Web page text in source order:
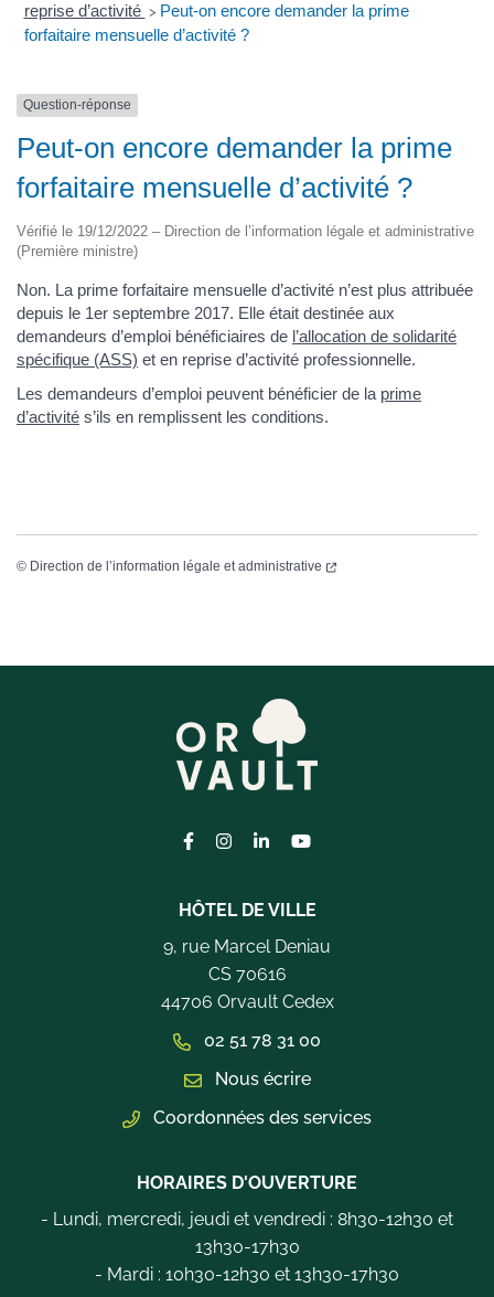
reprise d’activité > Peut-on encore demander la prime
forfaitaire mensuelle d’activité ?
Question-réponse
Peut-on encore demander la prime
forfaitaire mensuelle d’activité ?
Vérifié le 19/12/2022 – Direction de l’information légale et administrative
(Première ministre)
Non. La prime forfaitaire mensuelle d’activité n’est plus attribuée
depuis le 1er septembre 2017. Elle était destinée aux
demandeurs d’emploi bénéficiaires de l’allocation de solidarité
spécifique (ASS) et en reprise d’activité professionnelle.
Les demandeurs d’emploi peuvent bénéficier de la prime
d’activité s’ils en remplissent les conditions.
© Direction de l’information légale et administrative
Lien vers le compte Facebook
Lien vers le compte Instagram
Lien vers le compte Linkedin
Lien vers la chaîne
HÔTEL DE VILLE
9, rue Marcel Deniau
CS 70616
44706 Orvault Cedex
02 51 78 31 00
Nous écrire
Coordonnées des services
HORAIRES D'OUVERTURE
- Lundi, mercredi, jeudi et vendredi : 8h30-12h30 et
13h30-17h30
- Mardi : 10h30-12h30 et 13h30-17h30